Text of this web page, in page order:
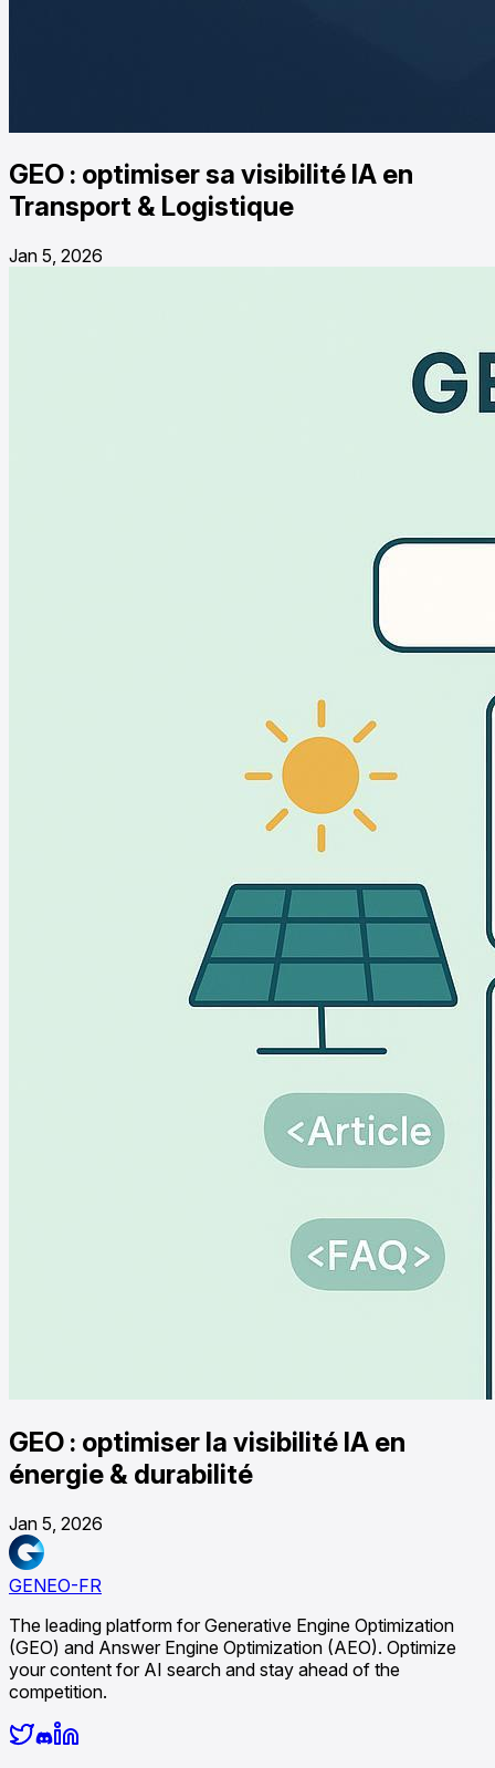
GEO : optimiser sa visibilité IA en
Transport & Logistique
Jan 5, 2026
GEO : optimiser la visibilité IA en
énergie & durabilité
Jan 5, 2026
GENEO-FR
The leading platform for Generative Engine Optimization
(GEO) and Answer Engine Optimization (AEO). Optimize
your content for AI search and stay ahead of the
competition.